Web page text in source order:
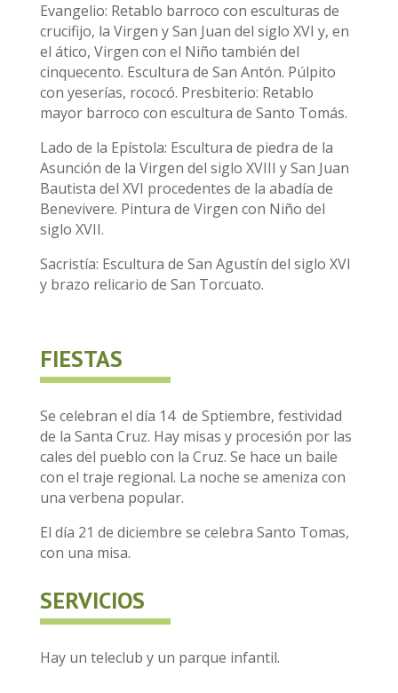
Evangelio: Retablo barroco con esculturas de
crucifijo, la Virgen y San Juan del siglo XVI y, en
el ático, Virgen con el Niño también del
cinquecento. Escultura de San Antón. Púlpito
con yeserías, rococó. Presbiterio: Retablo
mayor barroco con escultura de Santo Tomás.
Lado de la Epístola: Escultura de piedra de la
Asunción de la Virgen del siglo XVIII y San Juan
Bautista del XVI procedentes de la abadía de
Benevivere. Pintura de Virgen con Niño del
siglo XVII.
Sacristía: Escultura de San Agustín del siglo XVI
y brazo relicario de San Torcuato.
FIESTAS
Se celebran el día 14 de Sptiembre, festividad
de la Santa Cruz. Hay misas y procesión por las
cales del pueblo con la Cruz. Se hace un baile
con el traje regional. La noche se ameniza con
una verbena popular.
El día 21 de diciembre se celebra Santo Tomas,
con una misa.
SERVICIOS
Hay un teleclub y un parque infantil.